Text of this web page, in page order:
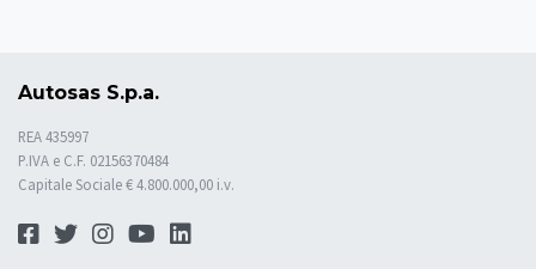
Autosas S.p.a.
REA 435997
P.IVA e C.F. 02156370484
Capitale Sociale € 4.800.000,00 i.v.